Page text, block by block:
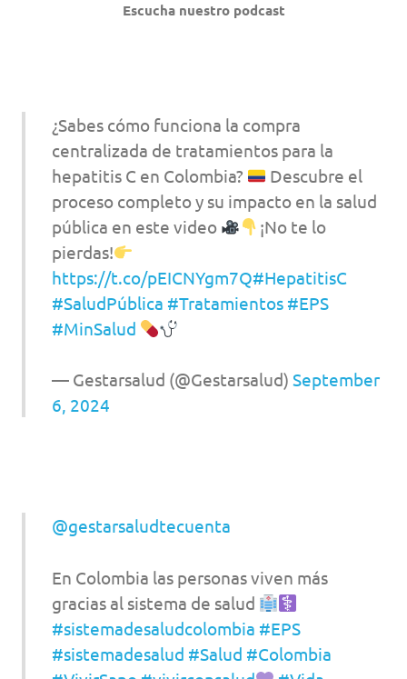
Escucha nuestro podcast
¿Sabes cómo funciona la compra
centralizada de tratamientos para la
hepatitis C en Colombia?
Descubre el
proceso completo y su impacto en la salud
pública en este video
¡No te lo
pierdas!
https://t.co/pEICNYgm7Q#HepatitisC
#SaludPública #Tratamientos #EPS
#MinSalud
— Gestarsalud (@Gestarsalud) September
6, 2024
@gestarsaludtecuenta
En Colombia las personas viven más
gracias al sistema de salud
#sistemadesaludcolombia #EPS
#sistemadesalud #Salud #Colombia